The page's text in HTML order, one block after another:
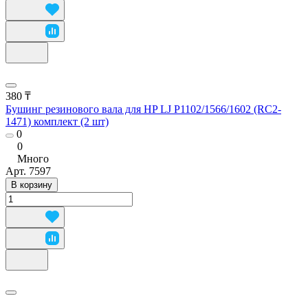
380 ₸
Бушинг резинового вала для HP LJ P1102/1566/1602 (RC2-
1471) комплект (2 шт)
0
0
Много
Арт. 7597
В корзину